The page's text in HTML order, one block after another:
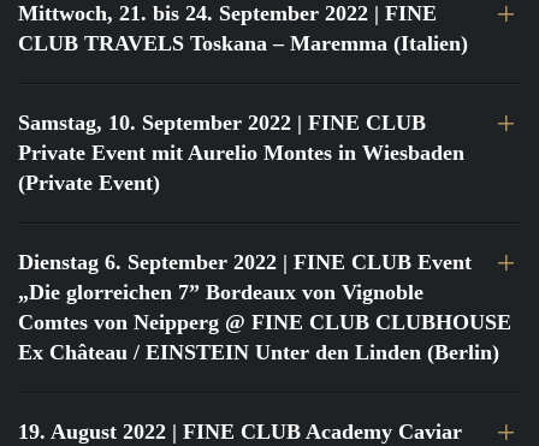
Mittwoch, 21. bis 24. September 2022 | FINE
CLUB TRAVELS Toskana – Maremma (Italien)
Samstag, 10. September 2022 | FINE CLUB
Private Event mit Aurelio Montes in Wiesbaden
(Private Event)
Dienstag 6. September 2022 | FINE CLUB Event
„Die glorreichen 7” Bordeaux von Vignoble
Comtes von Neipperg @ FINE CLUB CLUBHOUSE
Ex Château / EINSTEIN Unter den Linden (Berlin)
19. August 2022 | FINE CLUB Academy Caviar